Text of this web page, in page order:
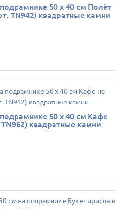
50 х 40 см Полёт
TN942) квадратные камни
50 х 40 см Кафе
квадратные камни